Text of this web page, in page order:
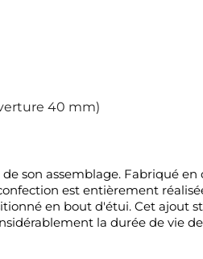
40 mm)
son assemblage. Fabriqué
est entièrement
en bout d'étui. Cet ajout
la durée de vie